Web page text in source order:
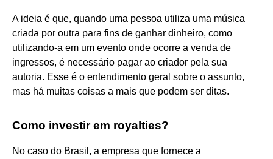
A ideia é que, quando uma pessoa utiliza uma música
criada por outra para fins de ganhar dinheiro, como
utilizando-a em um evento onde ocorre a venda de
ingressos, é necessário pagar ao criador pela sua
autoria. Esse é o entendimento geral sobre o assunto,
mas há muitas coisas a mais que podem ser ditas.
Como investir em royalties?
No caso do Brasil, a empresa que fornece a